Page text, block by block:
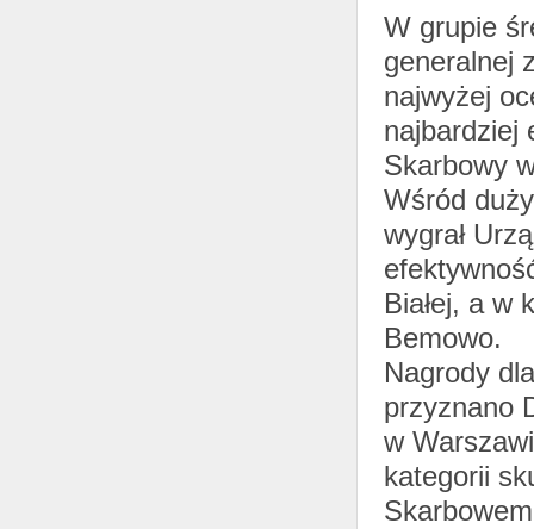
W grupie
generalnej
najwyżej
najbardziej
Skarbowy
Wśród
wygrał
Białej, a w
Bemowo.
Nagrody
przyznano
w
kategorii